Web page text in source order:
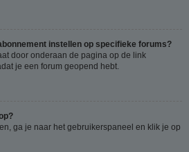
instellen op specifieke forums?
door onderaan de pagina op de link
je een forum geopend hebt.
ga je naar het gebruikerspaneel en klik je op